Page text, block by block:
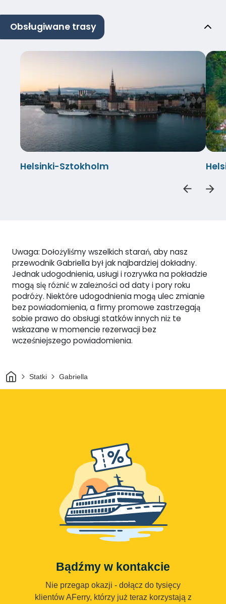
Obsługiwane trasy
Helsinki-Sztokholm
Uwaga: Dołożyliśmy wszelkich starań, aby nasz
przewodnik Gabriella był jak najbardziej dokładny.
Jednak udogodnienia, usługi i rozrywka na pokładzie
mogą się różnić w zależności od daty i pory roku
podróży. Niektóre udogodnienia mogą ulec zmianie
bez powiadomienia, a firmy promowe zastrzegają
sobie prawo do obsługi statków innych niż te
wskazane w momencie rezerwacji bez
wcześniejszego powiadomienia.
DomStatki Gabriella
Bądźmy w kontakcie
Nie przegap okazji - dołącz do tysięcy
klientów AFerry, którzy już teraz korzystają z